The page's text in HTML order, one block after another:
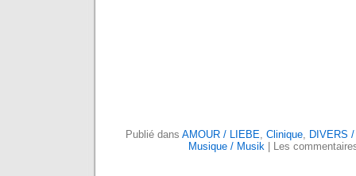
Publié dans AMOUR / LIEBE, Clinique, DIVERS
Musique / Musik| Les